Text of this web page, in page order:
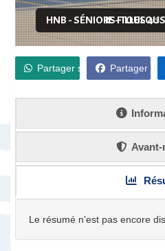
HNB - SÉNIORS FILLES 4VS
IE -
Partager sur WhatsApp
Partager
Le résumé n'est pas encore
Nos